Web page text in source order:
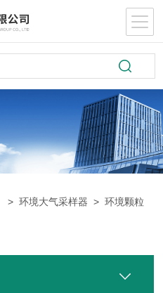
>环境大气采样器 >环境颗粒